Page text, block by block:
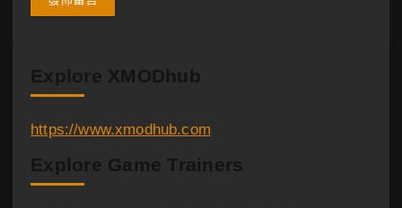
Explore XMODhub
https://www.xmodhub.com
Explore Game Trainers